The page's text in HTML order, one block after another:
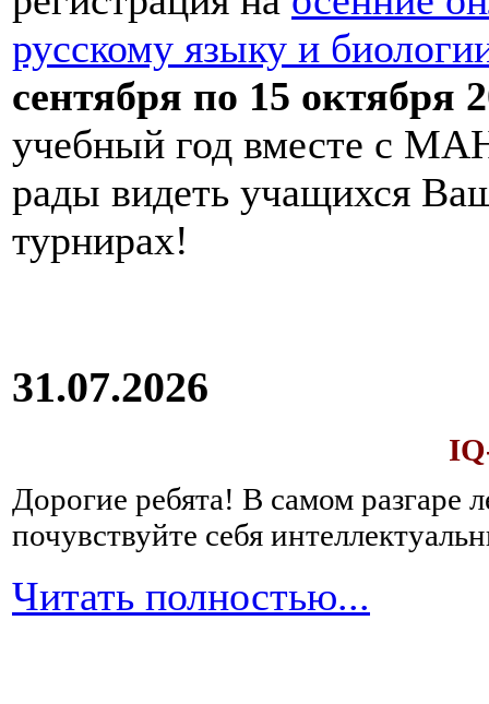
русскому языку и
сентября по 15 октября
учебный год вместе с
рады видеть учащихся
турнирах!
31.07.2026
Дорогие ребята! В самом разгаре
почувствуйте себя
Читать полностью...